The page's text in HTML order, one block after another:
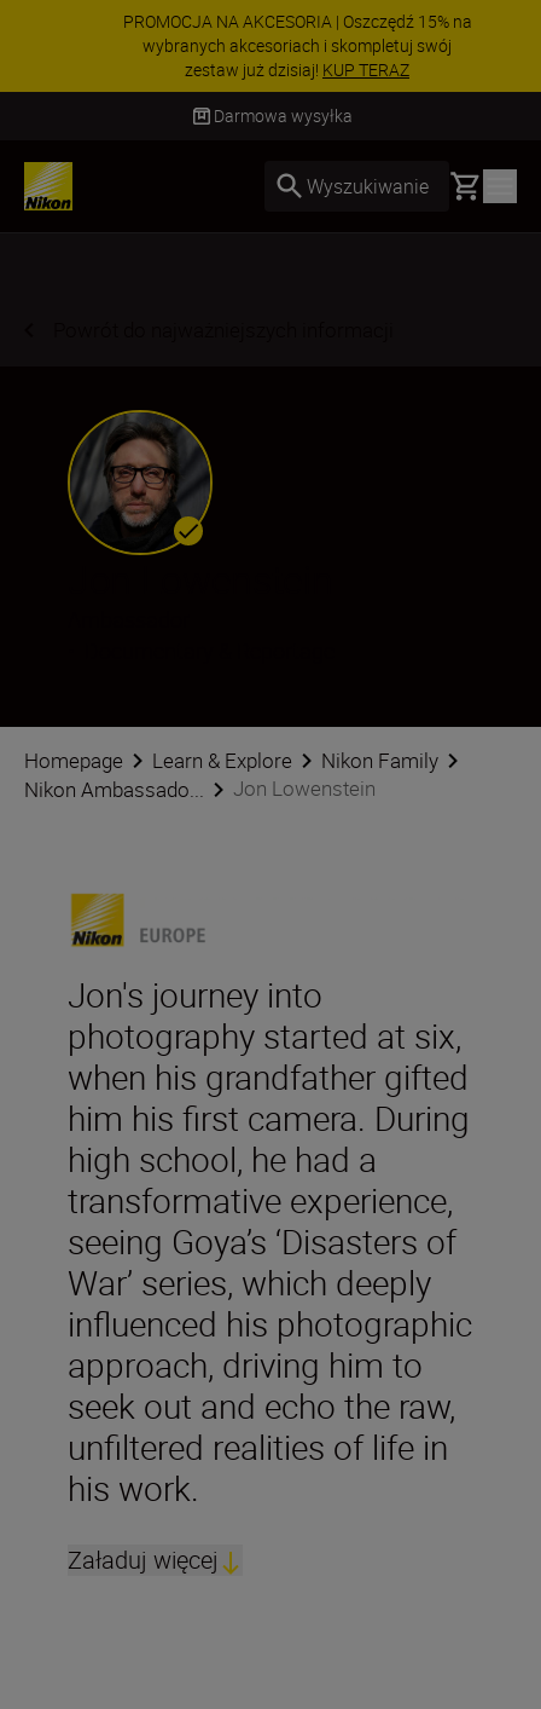
PROMOCJA NA AKCESORIA | Oszczędź 15% na
wybranych akcesoriach i skompletuj swój
zestaw już dzisiaj!KUP TERAZ
Dostawa od 2 do 4 dni roboczych
Wyszukiwanie Basket
Homepage Learn & Explore
Nikon Family
Nikon Ambassado...
Jon Lowenstein
Jon's journey into
photography started at six,
when his grandfather gifted
him his first camera. During
high school, he had a
transformative experience,
seeing Goya’s ‘Disasters of
War’ series, which deeply
influenced his photographic
approach, driving him to
seek out and echo the raw,
unfiltered realities of life in
his work.
Załaduj więcej